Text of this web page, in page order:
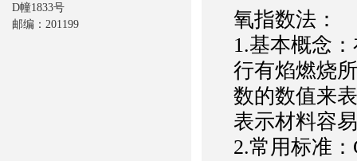
氧指数法：
1.基本概念
行有焰燃烧
数的数值来
表示材料容
2.常用标准：
D幢1833号
邮编：201199